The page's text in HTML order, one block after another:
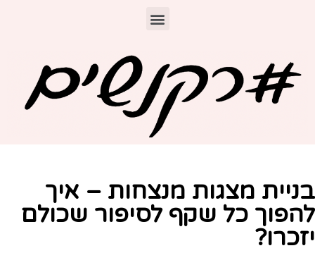
מצגות מנצחות – איך
כל שקף לסיפור שכולם